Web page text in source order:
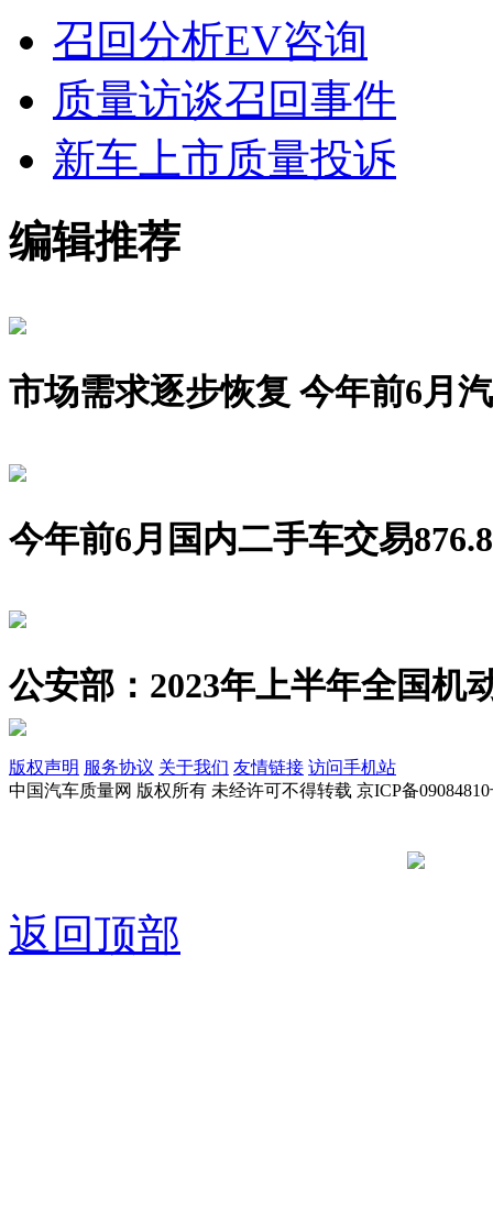
召回分析EV咨询
质量访谈召回事件
新车上市质量投诉
编辑推荐
市场需求逐步恢复 今年前6月
今年前6月国内二手车交易
公安部：2023年上半年全国机
版权声明 服务协议 关于我们 友情链接 访问手机站
中国汽车质量网 版权所有 未经许可不得转载 京ICP备09084810
返回顶部